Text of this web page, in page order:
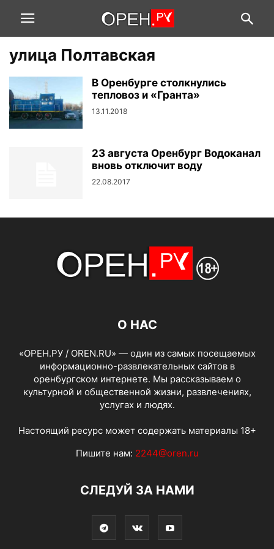
улица Полтавская
В Оренбурге столкнулись
тепловоз и «Гранта»
13.11.2018
23 августа Оренбург Водоканал
вновь отключит воду
22.08.2017
О НАС
«ОРЕН.РУ / OREN.RU» — один из самых посещаемых
информационно-развлекательных сайтов в
оренбургском интернете. Мы рассказываем о
культурной и общественной жизни, развлечениях,
услугах и людях.
Настоящий ресурс может содержать материалы 18+
Пишите нам: 2244@oren.ru
СЛЕДУЙ ЗА НАМИ